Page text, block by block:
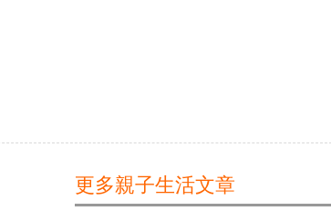
更多親子生活文章